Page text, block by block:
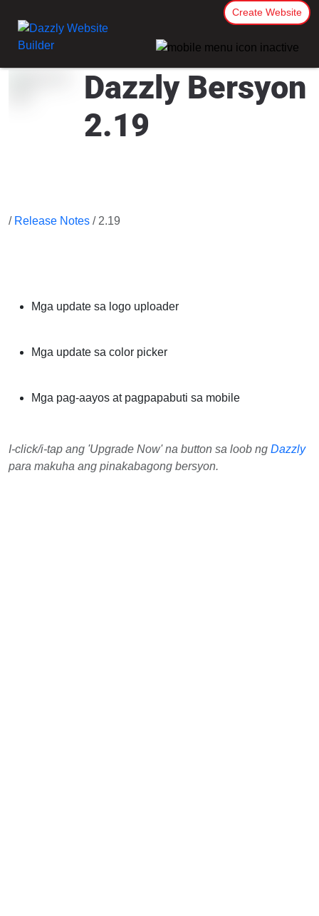
Create Website
Dazzly Bersyon
2.19
/ Release Notes / 2.19
Mga update sa logo uploader
Mga update sa color picker
Mga pag-aayos at pagpapabuti sa mobile
I-click/i-tap ang 'Upgrade Now' na button sa loob ng Dazzly
para makuha ang pinakabagong bersyon.